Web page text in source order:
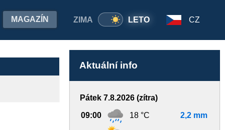
ZIMA LETO
MAGAZÍN CZ
Aktuální info
Pátek 7.8.2026 (zítra)
09:00 18 °C 2,2 mm